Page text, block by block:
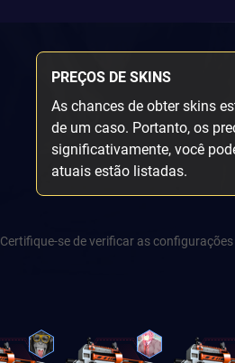
PREÇOS DE SKINS
As chances de obter skins
de um caso. Portanto, os
significativamente, você
atuais estão listadas.
Certifique-se de verificar as